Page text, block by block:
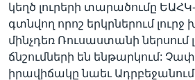
կեղծ լուրերի տարածումը
գտնվող որոշ երկրներում լուրջ
մինչդեռ Ռուսաստանի ներսում
ճնշումների են ենթարկում:
իրավիճակը նաեւ Ադրբեջանում